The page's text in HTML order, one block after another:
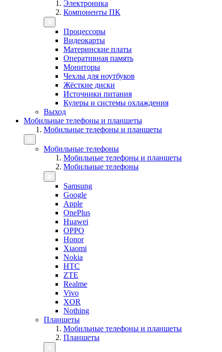
Электроника
Компоненты ПК
Процессоры
Видеокарты
Материнские платы
Оперативная память
Мониторы
Чехлы для ноутбуков
Жёсткие диски
Источники питания
Кулеры и системы охлаждения
Выход
Мобильные телефоны и планшеты
Мобильные телефоны и планшеты
Мобильные телефоны
Мобильные телефоны и планшеты
Мобильные телефоны
Samsung
Google
Apple
OnePlus
Huawei
OPPO
Honor
Xiaomi
Nokia
HTC
ZTE
Realme
Vivo
XOR
Nothing
Планшеты
Мобильные телефоны и планшеты
Планшеты